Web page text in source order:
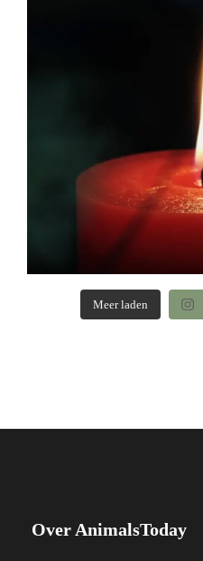
Meer laden
Over AnimalsToday